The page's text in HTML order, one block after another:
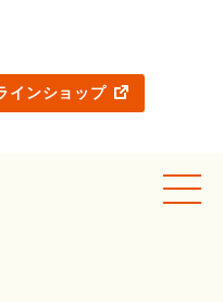
インショップ